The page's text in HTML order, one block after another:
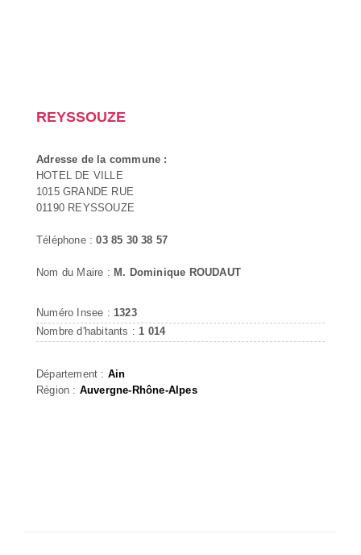
REYSSOUZE
Adresse de la commune :
HOTEL DE VILLE
1015 GRANDE RUE
01190 REYSSOUZE
Téléphone :03 85 30 38 57
Nom du Maire : M. Dominique ROUDAUT
Numéro Insee : 1323
Nombre d'habitants : 1 014
Département : Ain
Région : Auvergne-Rhône-Alpes